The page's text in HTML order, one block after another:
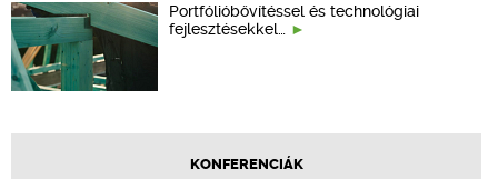
Portfólióbővítéssel és technológiai
fejlesztésekkel…
KONFERENCIÁK